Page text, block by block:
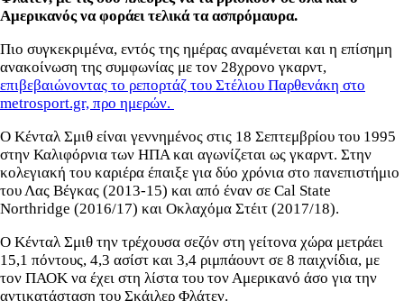
Αμερικανός να φοράει τελικά τα ασπρόμαυρα.
Πιο συγκεκριμένα, εντός της ημέρας αναμένεται και η επίσημη
ανακοίνωση της συμφωνίας με τον 28χρονο γκαρντ,
επιβεβαιώνοντας το ρεπορτάζ του Στέλιου Παρθενάκη στο
metrosport.gr, προ ημερών.
Ο Κένταλ Σμιθ είναι γεννημένος στις 18 Σεπτεμβρίου του 1995
στην Καλιφόρνια των ΗΠΑ και αγωνίζεται ως γκαρντ. Στην
κολεγιακή του καριέρα έπαιξε για δύο χρόνια στο πανεπιστήμιο
του Λας Βέγκας (2013-15) και από έναν σε Cal State
Northridge (2016/17) και Οκλαχόμα Στέιτ (2017/18).
Ο Κένταλ Σμιθ την τρέχουσα σεζόν στη γείτονα χώρα μετράει
15,1 πόντους, 4,3 ασίστ και 3,4 ριμπάουντ σε 8 παιχνίδια, με
τον ΠΑΟΚ να έχει στη λίστα του τον Αμερικανό άσο για την
αντικατάσταση του Σκάιλερ Φλάτεν.